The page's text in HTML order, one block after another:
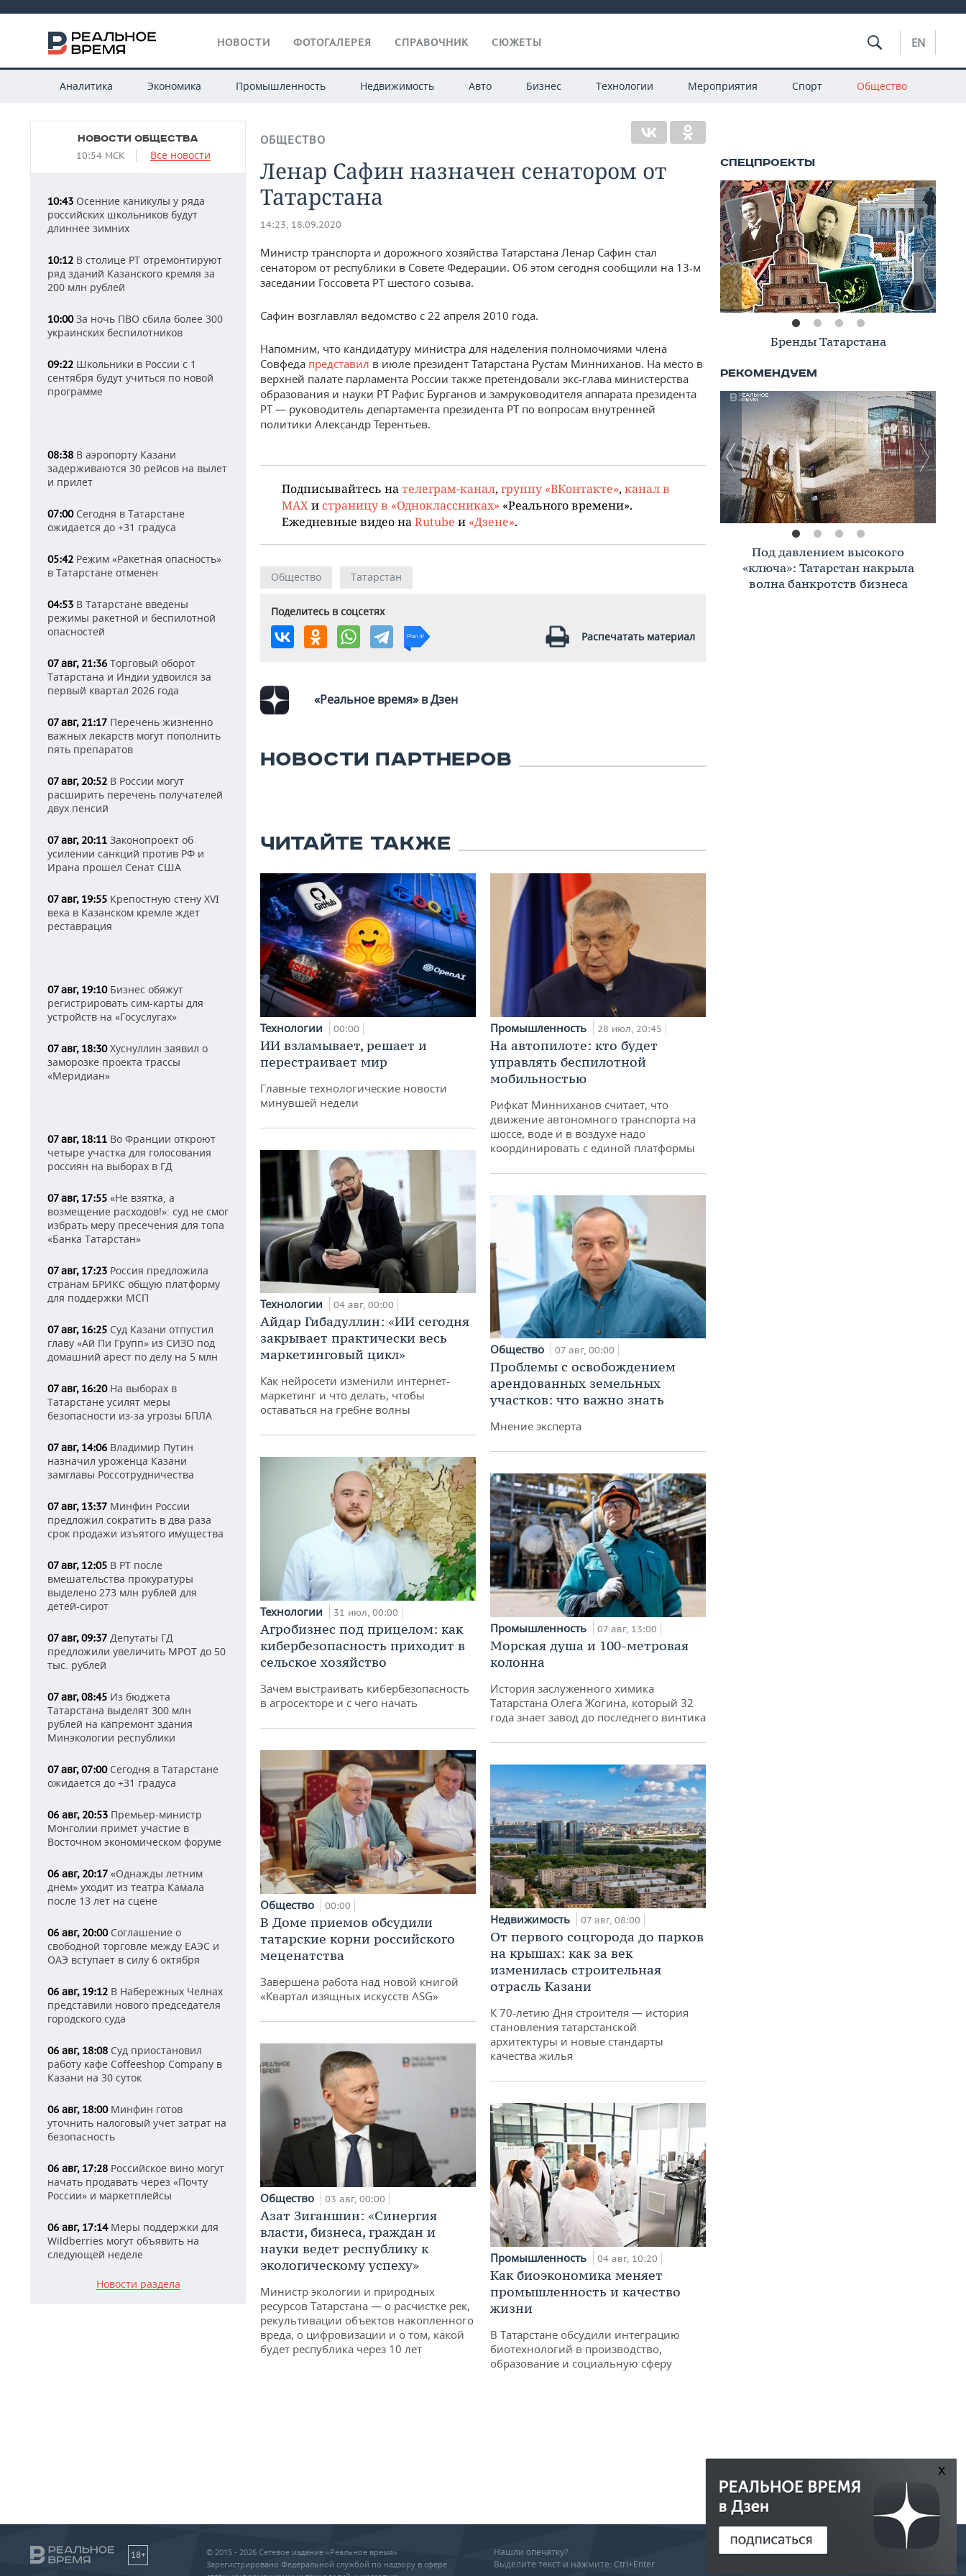
НОВОСТИ ФОТОГАЛЕРЕЯ СПРАВОЧНИК СЮЖЕТЫ EN
Аналитика Экономика Промышленность Недвижимость Авто Бизнес Технологии Мероприятия Спорт Общество
НОВОСТИ ОБЩЕСТВА
10:54 МСК Все новости
10:43 Осенние каникулы у ряда
российских школьников будут
длиннее зимних
10:12 В столице РТ отремонтируют
ряд зданий Казанского кремля за
200 млн рублей
10:00За ночь ПВО сбила более 300
украинских беспилотников
09:22 Школьники в России с 1
сентября будут учиться по новой
программе
08:38 В аэропорту Казани
задерживаются 30 рейсов на вылет
и прилет
07:00Сегодня в Татарстане
ожидается до +31 градуса
05:42 Режим «Ракетная опасность»
в Татарстане отменен
04:53 В Татарстане введены
режимы ракетной и беспилотной
опасностей
07 авг, 21:36 Торговый оборот
Татарстана и Индии удвоился за
первый квартал 2026 года
07 авг, 21:17 Перечень жизненно
важных лекарств могут пополнить
пять препаратов
07 авг, 20:52 В России могут
расширить перечень получателей
двух пенсий
07 авг, 20:11 Законопроект об
усилении санкций против РФ и
Ирана прошел Сенат США
07 авг, 19:55 Крепостную стену XVI
века в Казанском кремле ждет
реставрация
07 авг, 19:10Бизнес обяжут
регистрировать сим-карты для
устройств на «Госуслугах»
07 авг, 18:30Хуснуллин заявил о
заморозке проекта трассы
«Меридиан»
07 авг, 18:11 Во Франции откроют
четыре участка для голосования
россиян на выборах в ГД
07 авг, 17:55 «Не взятка, а
возмещение расходов!»: суд не смог
избрать меру пресечения для топа
«Банка Татарстан»
07 авг, 17:23 Россия предложила
странам БРИКС общую платформу
для поддержки МСП
07 авг, 16:25 Суд Казани отпустил
главу «Ай Пи Групп» из СИЗО под
домашний арест по делу на 5 млн
07 авг, 16:20На выборах в
Татарстане усилят меры
безопасности из-за угрозы БПЛА
07 авг, 14:06 Владимир Путин
назначил уроженца Казани
замглавы Россотрудничества
07 авг, 13:37 Минфин России
предложил сократить в два раза
срок продажи изъятого имущества
07 авг, 12:05 В РТ после
вмешательства прокуратуры
выделено 273 млн рублей для
детей-сирот
07 авг, 09:37 Депутаты ГД
предложили увеличить МРОТ до 50
тыс. рублей
07 авг, 08:45 Из бюджета
Татарстана выделят 300 млн
рублей на капремонт здания
Минэкологии республики
07 авг, 07:00Сегодня в Татарстане
ожидается до +31 градуса
06 авг, 20:53 Премьер-министр
Монголии примет участие в
Восточном экономическом форуме
06 авг, 20:17 «Однажды летним
днем» уходит из театра Камала
после 13 лет на сцене
06 авг, 20:00Соглашение о
свободной торговле между ЕАЭС и
ОАЭ вступает в силу 6 октября
06 авг, 19:12 В Набережных Челнах
представили нового председателя
городского суда
06 авг, 18:08 Суд приостановил
работу кафе Coffeeshop Company в
Казани на 30 суток
06 авг, 18:00Минфин готов
уточнить налоговый учет затрат на
безопасность
06 авг, 17:28 Российское вино могут
начать продавать через «Почту
России» и маркетплейсы
06 авг, 17:14Меры поддержки для
Wildberries могут объявить на
следующей неделе
Новости раздела
ОБЩЕСТВО
Ленар Сафин назначен сенатором от
Татарстана
14:23, 18.09.2020
Министр транспорта и дорожного хозяйства Татарстана Ленар Сафин стал
сенатором от республики в Совете Федерации. Об этом сегодня сообщили на 13-м
заседании Госсовета РТ шестого созыва.
Сафин возглавлял ведомство с 22 апреля 2010 года.
Напомним, что кандидатуру министра для наделения полномочиями члена
Совфеда представил в июле президент Татарстана Рустам Минниханов. На место в
верхней палате парламента России также претендовали экс-глава министерства
образования и науки РТ Рафис Бурганов и замруководителя аппарата президента
РТ — руководитель департамента президента РТ по вопросам внутренней
политики Александр Терентьев.
Подписывайтесь на телеграм-канал, группу «ВКонтакте», канал в
MAX и страницу в «Одноклассниках» «Реального времени».
Ежедневные видео на Rutube и «Дзене».
Общество Татарстан
Поделитесь в соцсетях
Распечатать материал
«Реальное время» в Дзен
НОВОСТИ ПАРТНЕРОВ
ЧИТАЙТЕ ТАКЖЕ
Технологии 00:00
ИИ взламывает, решает и
перестраивает мир
Главные технологические новости
минувшей недели
Технологии 04 авг, 00:00
Айдар Гибадуллин: «ИИ сегодня
закрывает практически весь
маркетинговый цикл»
Как нейросети изменили интернет-
маркетинг и что делать, чтобы
оставаться на гребне волны
Технологии 31 июл, 00:00
Агробизнес под прицелом: как
кибербезопасность приходит в
сельское хозяйство
Зачем выстраивать кибербезопасность
в агросекторе и с чего начать
Общество 00:00
В Доме приемов обсудили
татарские корни российского
меценатства
Завершена работа над новой книгой
«Квартал изящных искусств ASG»
Общество 03 авг, 00:00
Азат Зиганшин: «Синергия
власти, бизнеса, граждан и
науки ведет республику к
экологическому успеху»
Министр экологии и природных
ресурсов Татарстана — о расчистке рек,
рекультивации объектов накопленного
вреда, о цифровизации и о том, какой
будет республика через 10 лет
Промышленность 28 июл, 20:45
На автопилоте: кто будет
управлять беспилотной
мобильностью
Рифкат Минниханов считает, что
движение автономного транспорта на
шоссе, воде и в воздухе надо
координировать с единой платформы
Общество 07 авг, 00:00
Проблемы с освобождением
арендованных земельных
участков: что важно знать
Мнение эксперта
Промышленность 07 авг, 13:00
Морская душа и 100-метровая
колонна
История заслуженного химика
Татарстана Олега Жогина, который 32
года знает завод до последнего винтика
Недвижимость 07 авг, 08:00
От первого соцгорода до парков
на крышах: как за век
изменилась строительная
отрасль Казани
К 70-летию Дня строителя — история
становления татарстанской
архитектуры и новые стандарты
качества жилья
Промышленность 04 авг, 10:20
Как биоэкономика меняет
промышленность и качество
жизни
В Татарстане обсудили интеграцию
биотехнологий в производство,
образование и социальную сферу
Книжная полка
Премиальное жилье в Казани:
тренды, критерии, покупатели в
2026 году
18+
© 2015 - 2026 Сетевое издание «Реальное время»
Зарегистрировано Федеральной службой по надзору в сфере
Нашли опечатку?
Выделите текст и нажмите: Ctrl+Enter
x